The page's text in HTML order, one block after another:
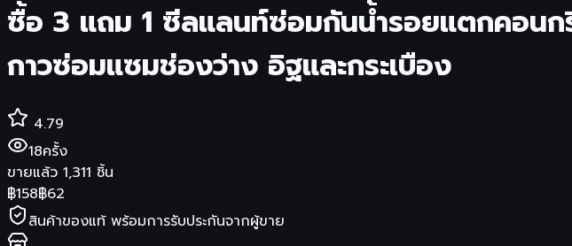
ซื้อ 3 แถม 1 ซีลแลนท์ซ่อมกันน้ำรอยแตกคอน
กาวซ่อมแซมช่องว่าง อิฐและกระเบือง
4.79
18ครั้ง
ขายแล้ว 1,311 ชิ้น
฿158฿62
สินค้าของแท้ พร้อมการรับประกันจากผู้ขาย